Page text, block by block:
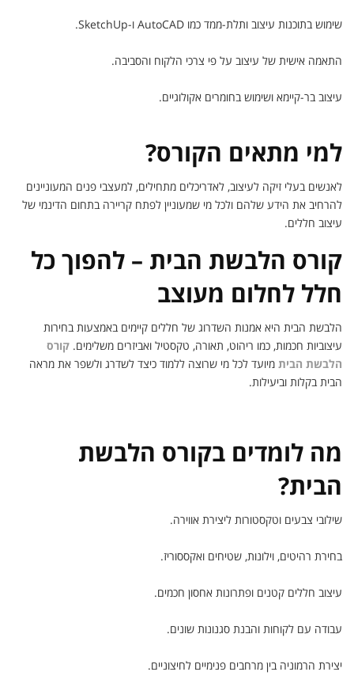
שימוש בתוכנות עיצוב ותלת-ממד כמו AutoCAD ו-SketchUp.
התאמה אישית של עיצוב על פי צרכי הלקוח והסביבה.
עיצוב בר-קיימא ושימוש בחומרים אקולוגיים.
למי מתאים הקורס?
לאנשים בעלי זיקה לעיצוב, לאדריכלים מתחילים, למעצבי פנים המעוניינים
להרחיב את הידע שלהם ולכל מי שמעוניין לפתח קריירה בתחום הדינמי של
עיצוב חללים.
קורס הלבשת הבית – להפוך כל
חלל לחלום מעוצב
הלבשת הבית היא אמנות השדרוג של חללים קיימים באמצעות בחירות
עיצוביות חכמות, כמו ריהוט, תאורה, טקסטיל ואביזרים משלימים. קורס
הלבשת הבית מיועד לכל מי שרוצה ללמוד כיצד לשדרג ולשפר את מראה
הבית בקלות וביעילות.
מה לומדים בקורס הלבשת
הבית?
שילובי צבעים וטקסטורות ליצירת אווירה.
בחירת רהיטים, וילונות, שטיחים ואקססוריז.
עיצוב חללים קטנים ופתרונות אחסון חכמים.
עבודה עם לקוחות והבנת סגנונות שונים.
יצירת הרמוניה בין מרחבים פנימיים לחיצוניים.